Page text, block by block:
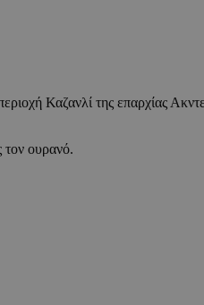
Καζανλί της επαρχίας
τον ουρανό.